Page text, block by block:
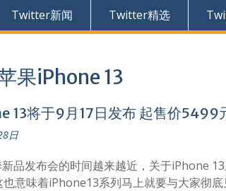
Twitter新闻 Twitter精选
果iPhone 13
13将于9月17日发布 起售价5499
日
品发布会的时间越来越近，关于iPhone
也意味着iPhone13系列马上就要与大家彻